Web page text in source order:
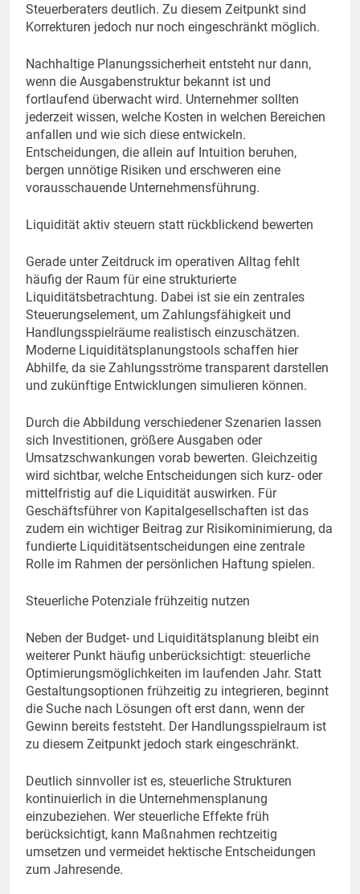
Steuerberaters deutlich. Zu diesem Zeitpunkt sind
Korrekturen jedoch nur noch eingeschränkt möglich.
Nachhaltige Planungssicherheit entsteht nur dann,
wenn die Ausgabenstruktur bekannt ist und
fortlaufend überwacht wird. Unternehmer sollten
jederzeit wissen, welche Kosten in welchen Bereichen
anfallen und wie sich diese entwickeln.
Entscheidungen, die allein auf Intuition beruhen,
bergen unnötige Risiken und erschweren eine
vorausschauende Unternehmensführung.
Liquidität aktiv steuern statt rückblickend bewerten
Gerade unter Zeitdruck im operativen Alltag fehlt
häufig der Raum für eine strukturierte
Liquiditätsbetrachtung. Dabei ist sie ein zentrales
Steuerungselement, um Zahlungsfähigkeit und
Handlungsspielräume realistisch einzuschätzen.
Moderne Liquiditätsplanungstools schaffen hier
Abhilfe, da sie Zahlungsströme transparent darstellen
und zukünftige Entwicklungen simulieren können.
Durch die Abbildung verschiedener Szenarien lassen
sich Investitionen, größere Ausgaben oder
Umsatzschwankungen vorab bewerten. Gleichzeitig
wird sichtbar, welche Entscheidungen sich kurz- oder
mittelfristig auf die Liquidität auswirken. Für
Geschäftsführer von Kapitalgesellschaften ist das
zudem ein wichtiger Beitrag zur Risikominimierung, da
fundierte Liquiditätsentscheidungen eine zentrale
Rolle im Rahmen der persönlichen Haftung spielen.
Steuerliche Potenziale frühzeitig nutzen
Neben der Budget- und Liquiditätsplanung bleibt ein
weiterer Punkt häufig unberücksichtigt: steuerliche
Optimierungsmöglichkeiten im laufenden Jahr. Statt
Gestaltungsoptionen frühzeitig zu integrieren, beginnt
die Suche nach Lösungen oft erst dann, wenn der
Gewinn bereits feststeht. Der Handlungsspielraum ist
zu diesem Zeitpunkt jedoch stark eingeschränkt.
Deutlich sinnvoller ist es, steuerliche Strukturen
kontinuierlich in die Unternehmensplanung
einzubeziehen. Wer steuerliche Effekte früh
berücksichtigt, kann Maßnahmen rechtzeitig
umsetzen und vermeidet hektische Entscheidungen
zum Jahresende.